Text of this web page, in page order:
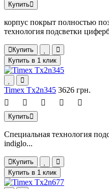
Купить
корпус покрыт полностью
технология подсветки
Купить
Купить в 1 клик
Timex Tx2n345 3626 грн.
Купить
Специальная технология
indiglo...
Купить
Купить в 1 клик